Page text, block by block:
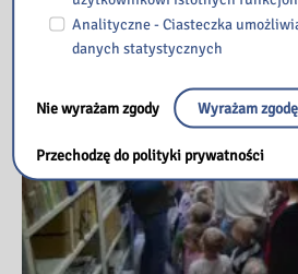
Analityczne - Ciasteczka
danych statystycznych
Nie wyrażam zgody Wyrażam zgodę
Przechodzę do polityki prywatności